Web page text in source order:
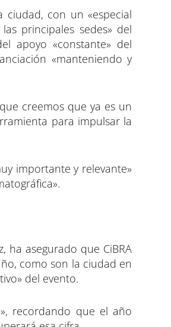
con un «especial
principales sedes» del
apoyo «constante» del
«manteniendo y
creemos que ya es un
para impulsar la
importante y relevante»
ha asegurado que CiBRA
como son la ciudad en
del evento.
recordando que el año